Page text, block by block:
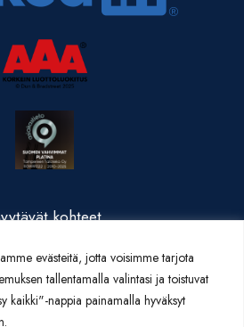
evästeitä, jotta voisimme tarjota
tallentamalla valintasi ja toistuvat
kaikki"-nappia painamalla hyväksyt
kohteet
Yritysesittely
Yhteystiedot
Artikkelit